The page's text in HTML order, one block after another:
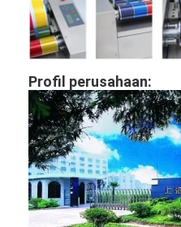
Hubungi kami
Berita
Kasus
Laser cutting mesin
Memotong baja aturan
Profil perusahaan: